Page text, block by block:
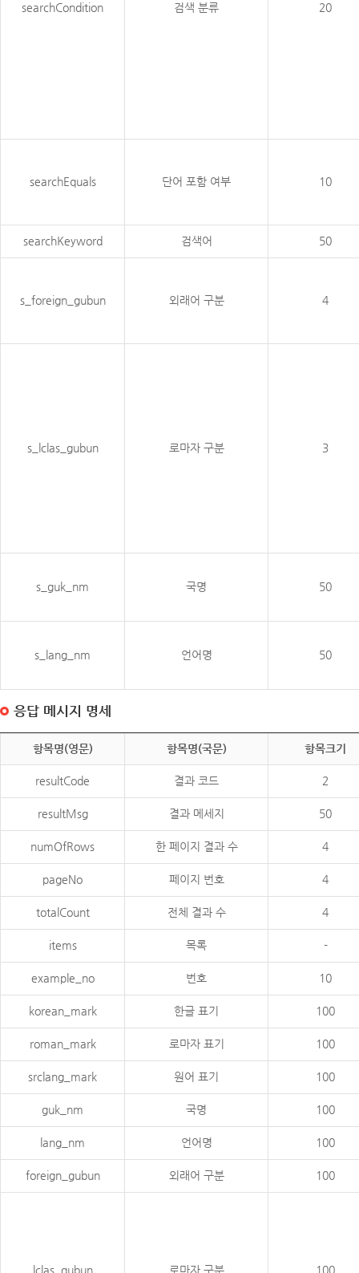
searchCondition 검색 분류 20
searchEquals 단어 포함 여부 10
searchKeyword 검색어 50
s_foreign_gubun 외래어 구분 4
s_lclas_gubun 로마자 구분 3
s_guk_nm 국명 50
s_lang_nm 언어명 50
응답 메시지 명세
항목명(영문) 항목명(국문) 항목크기
resultCode 결과 코드 2
resultMsg 결과 메세지 50
numOfRows 한 페이지 결과 수 4
pageNo 페이지 번호 4
totalCount 전체 결과 수 4
items 목록 -
example_no 번호 10
korean_mark 한글 표기 100
roman_mark 로마자 표기 100
srclang_mark 원어 표기 100
guk_nm 국명 100
lang_nm 언어명 100
foreign_gubun 외래어 구분 100
lclas_gubun 로마자 구분 100